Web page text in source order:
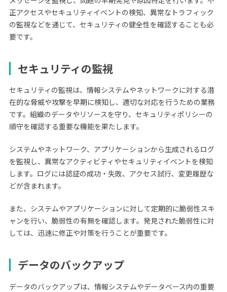
正アクセスやセキュリティイベントの検知、異常なトラフィック
の監視などを通じて、セキュリティの健全性を確認することも必
要です。
セキュリティの監視
セキュリティの監視は、情報システムやネットワークに対する潜
在的な脅威や攻撃を早期に検知し、適切な対応を行うための業務
です。組織のデータやリソースを守り、セキュリティポリシーの
順守を確認する重要な機能を果たします。
システムやネットワーク、アプリケーションから生成されるログ
を監視し、異常なアクティビティやセキュリティイベントを検知
します。ログには認証の成功・失敗、アクセス試行、変更履歴な
どが含まれます。
また、システムやアプリケーションに対して定期的に脆弱性スキ
ャンを行い、脆弱性の有無を確認します。発見された脆弱性に対
しては、迅速に修正や対策を行うことが重要です。
データのバックアップ
データのバックアップは、情報システムやデータベース内の重要